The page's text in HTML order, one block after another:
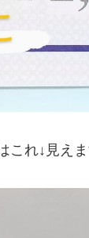
これ↓見えま